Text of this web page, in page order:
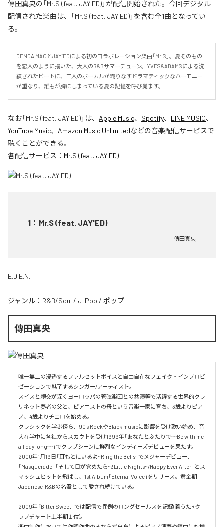
傳田真央の「Mr.S (feat. JAY'ED)」が配信開始された。今回デジタル
配信された楽曲は、「Mr.S (feat. JAY'ED)」を含む全1曲となってい
る。
DENDA MAOとJAY’EDによる初のコラボレーション楽曲「Mr.S」。夏そのもの
を恋人のように描いた、大人のR&Bサマーチューン。YVES&ADAMSによる洗
練されたビートに、二人のボーカルが織りなすドラマティックなハーモニー
が重なり、誰もが胸にしまっている夏の記憶を呼び覚ます。
なお「Mr.S (feat. JAY'ED)」は、 Apple Music、 Spotify、 LINE MUSIC、
YouTube Music、 Amazon Music Unlimitedなどの音楽配信サービスで
聴くことができる。
各配信サービス： Mr.S (feat. JAY'ED)
1 ： Mr.S (feat. JAY'ED)
傳田真央
E.D.E.N.
ジャンル： R&B/Soul / J-Pop / ポップ
傳田真央
唯一無二の浸透するファルセットボイスと自由自在なフェイク・インプロビ
ゼーションで魅了するシンガー/アーティスト。
スイスと親交が深くヨーロッパの管弦楽団との共演等で活躍する世界的クラ
リネット奏者の父と、ピアニストの母という音楽一家に育ち、3歳よりピア
ノ、4歳よりチェロを始める。
クラシックを学ぶ傍ら、90's RockやBlack musicに影響を受け歌い始め、音
大在学中に各社からスカウトを受け1999年「あなたとふたりで～Be with me
all day long～」でクラブシーンに鮮烈なインディーズデビューを果たす。
2000年1月19日「耳もとにいるよ~Ring the Bells」でメジャーデビュー、
「Masquerade」「そして目が覚めたら~3Little Nights~/Happy Ever After」とス
マッシュヒットを飛ばし、1st Album「Eternal Voice」をリリース。黄金期
Japanese-R&Bの名盤として愛され続けている。
2009年「Bitter Sweet」では配信で異例のロングセールスを記録(着うたRク
ラブチャート上半期１位)。